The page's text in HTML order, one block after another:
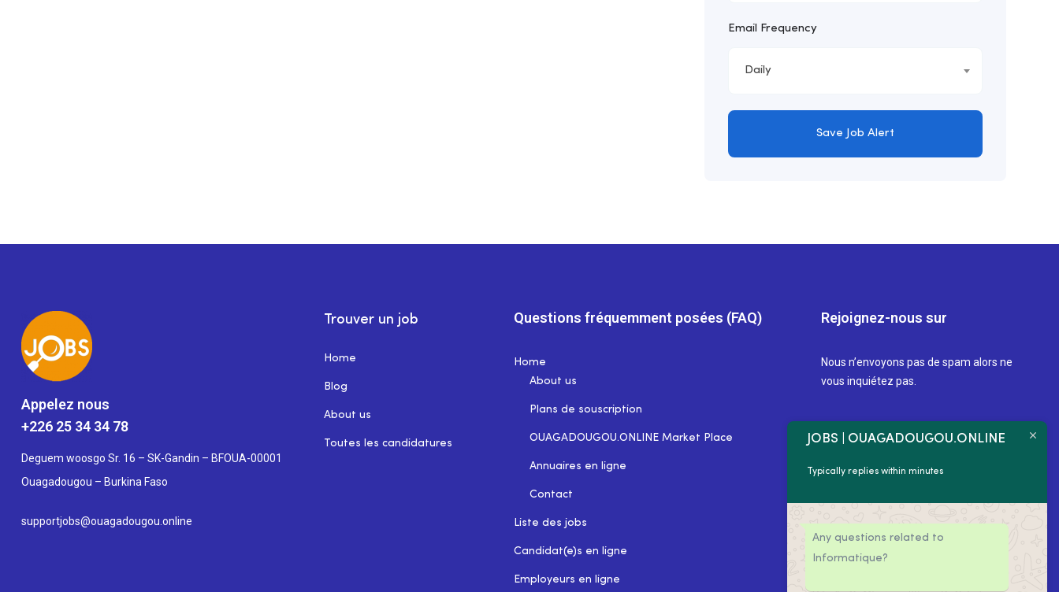
Email Frequency
Daily
Save Job Alert
Appelez nous
+226 25 34 34 78
Deguem woosgo Sr. 16 – SK-Gandin – BFOUA-00001
Ouagadougou – Burkina Faso
supportjobs@ouagadougou.online
Trouver un job
Home
Blog
About us
Toutes les candidatures
Questions fréquemment posées (FAQ)
Home
About us
Plans de souscription
OUAGADOUGOU.ONLINE Market Place
Annuaires en ligne
Contact
Liste des jobs
Candidat(e)s en ligne
Employeurs en ligne
Rejoignez-nous sur
Nous n’envoyons pas de spam alors ne
vous inquiétez pas.
JOBS | OUAGADOUGOU.ONLINE
Typically replies within minutes
Any questions related to
Informatique?